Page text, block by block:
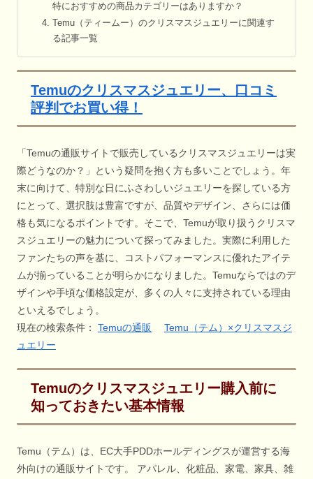
特におすすめの商品カテゴリーはありますか？
Temu（ティームー）のクリスマスジュエリーに関連す
る記事一覧
Temuのクリスマスジュエリー、口コミ
評判でお買い得！
「Temuの通販サイトで販売しているクリスマスジュエリーは実
際どうなのか？」という疑問を抱く方も多いことでしょう。年
末に向けて、特別な日にふさわしいジュエリーを探している方
にとって、選択肢は豊富ですが、品質やデザイン、さらには価
格も気になるポイントです。そこで、Temuが取り扱うクリスマ
スジュエリーの魅力について探ってみました。実際に利用した
ファンたちの声を基に、コストパフォーマンスに優れたアイテ
ムが揃っていることが明らかになりました。Temuならではのデ
ザインや手頃な価格設定が、多くの人々に支持されている理由
といえるでしょう。
現在の検索条件： Temuの通販
Temu（テム）×クリスマスジ
ュエリー
Temuのクリスマスジュエリー購入前に
知っておきたい基本情報
Temu（テム）は、EC大手PDDホールディングスが運営する海
外向けの通販サイトです。 アパレル、化粧品、家電、家具、雑